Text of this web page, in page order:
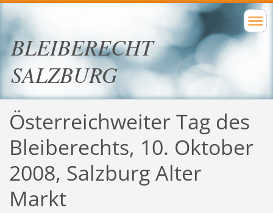
BLEIBERECHT
SALZBURG
Österreichweiter Tag des
Bleiberechts, 10. Oktober
2008, Salzburg Alter
Markt